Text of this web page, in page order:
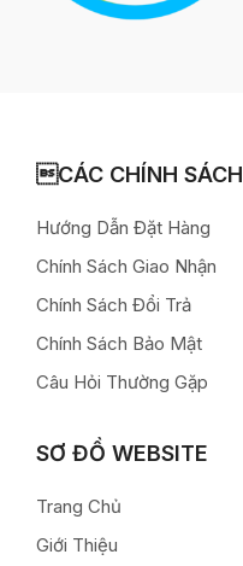
CÁC CHÍNH SÁCH
Hướng Dẫn Đặt Hàng
Chính Sách Giao Nhận
Chính Sách Đổi Trả
Chính Sách Bảo Mật
Câu Hỏi Thường Gặp
SƠ ĐỒ WEBSITE
Trang Chủ
Giới Thiệu